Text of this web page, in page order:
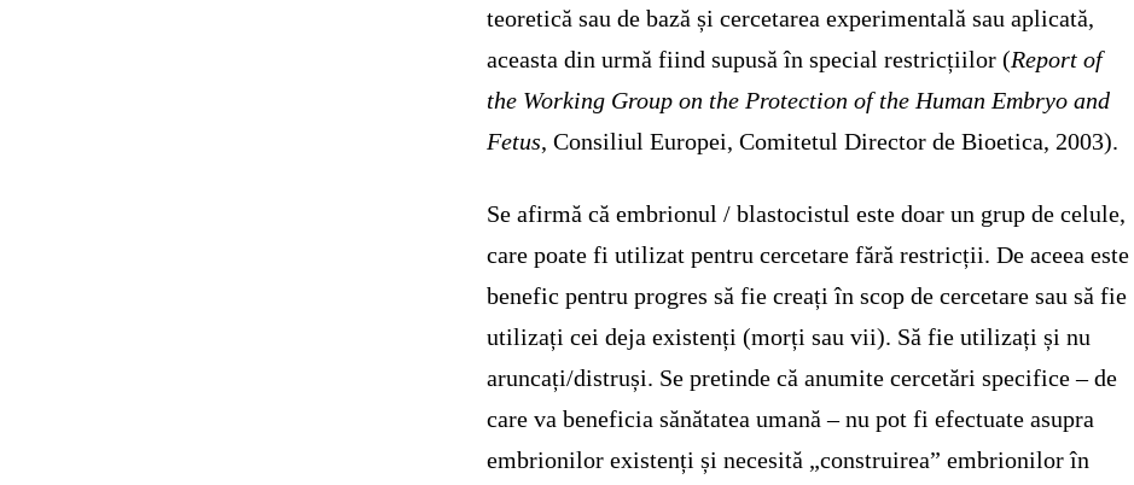
teoretică sau de bază și cercetarea experimentală sau aplicată,
aceasta din urmă fiind supusă în special restricțiilor (Report of
the Working Group on the Protection of the Human Embryo and
Fetus, Consiliul Europei, Comitetul Director de Bioetica, 2003).
Se afirmă că embrionul / blastocistul este doar un grup de celule,
care poate fi utilizat pentru cercetare fără restricții. De aceea este
benefic pentru progres să fie creați în scop de cercetare sau să fie
utilizați cei deja existenți (morți sau vii). Să fie utilizați și nu
aruncați/distruși. Se pretinde că anumite cercetări specifice – de
care va beneficia sănătatea umană – nu pot fi efectuate asupra
embrionilor existenți și necesită „construirea” embrionilor în